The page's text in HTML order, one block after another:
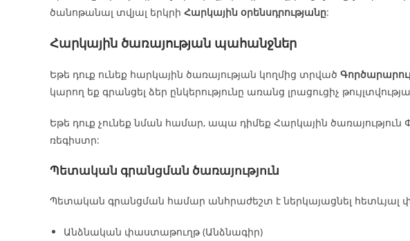
ծանոթանալ տվյալ երկրի Հարկային օրենսդրությանը:
Հարկային ծառայության պահանջներ
Եթե դուք ունեք հարկային ծառայության կողմից տրված
կարող եք գրանցել ձեր ընկերությունը առանց լրացուցիչ
Եթե դուք չունեք նման համար, ապա դիմեք Հարկային
ռեգիստր:
Պետական գրանցման ծառայություն
Պետական գրանցման համար անհրաժեշտ է ներկայացնել հետևյալ
Անձնական փաստաթուղթ (Անձնագիր)